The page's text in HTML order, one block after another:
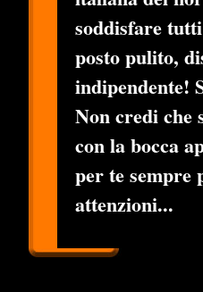
soddisfare
posto pulito,
indipendente!
Non credi che
con la bocca
per te sempre
attenzioni...